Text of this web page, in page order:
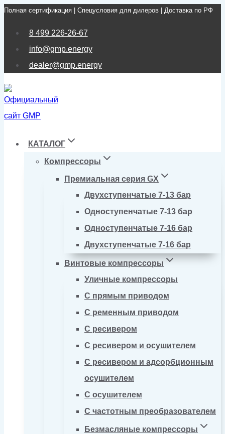
Перейти
Полная сертификация | Спецусловия для дилеров | Доставка по РФ
8 499 226-26-67
info@gmp.energy
dealer@gmp.energy
КАТАЛОГ
Компрессоры
Премиальная серия GX
Двухступенчатые 7-13 бар
Одноступенчатые 7-13 бар
Одноступенчатые 7-16 бар
Двухступенчатые 7-16 бар
Винтовые компрессоры
Уличные компрессоры
С прямым приводом
С ременным приводом
С ресивером
С ресивером и осушителем
С ресивером и адсорбционным
осушителем
С осушителем
С частотным преобразователем
Безмасляные компрессоры